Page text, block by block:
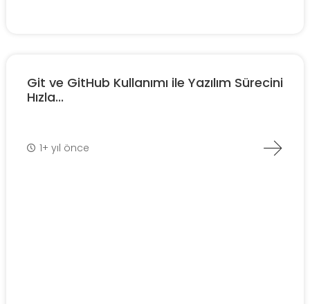
Git ve GitHub Kullanımı ile Yazılım Sürecini
Hızla...
1+ yıl önce